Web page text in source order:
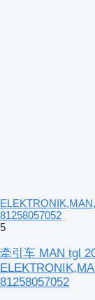
81258057052
5
牵引车 MAN tgl
81258057052